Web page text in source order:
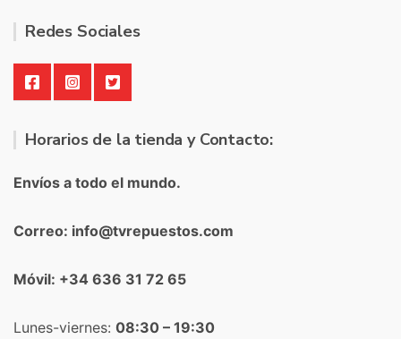
Redes Sociales
Horarios de la tienda y Contacto:
Envíos a todo el mundo.
Correo: info@tvrepuestos.com
Móvil: +34 636 31 72 65
Lunes-viernes: 08:30 – 19:30